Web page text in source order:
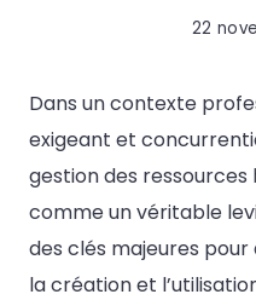
22
Dans un contexte
exigeant et
gestion des ressources
comme un véritable
des clés majeures
la création et